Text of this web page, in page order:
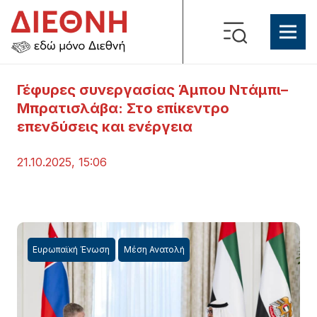
Γέφυρες συνεργασίας Άμπου Ντάμπι–
Μπρατισλάβα: Στο επίκεντρο
επενδύσεις και ενέργεια
21.10.2025, 15:06
Ευρωπαϊκή Ένωση Μέση Ανατολή